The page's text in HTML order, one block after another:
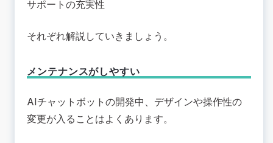
サポートの充実性
それぞれ解説していきましょう。
メンテナンスがしやすい
AIチャットボットの開発中、デザインや操作性の
変更が入ることはよくあります。